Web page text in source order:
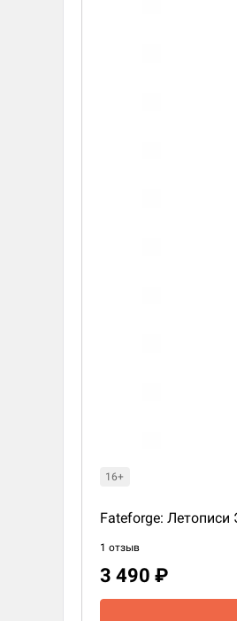
16+
Fateforge:
1 отзыв
3 490 ₽